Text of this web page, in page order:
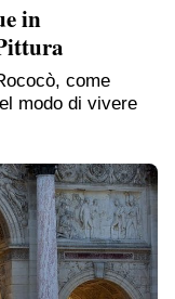
in
come
modo di vivere